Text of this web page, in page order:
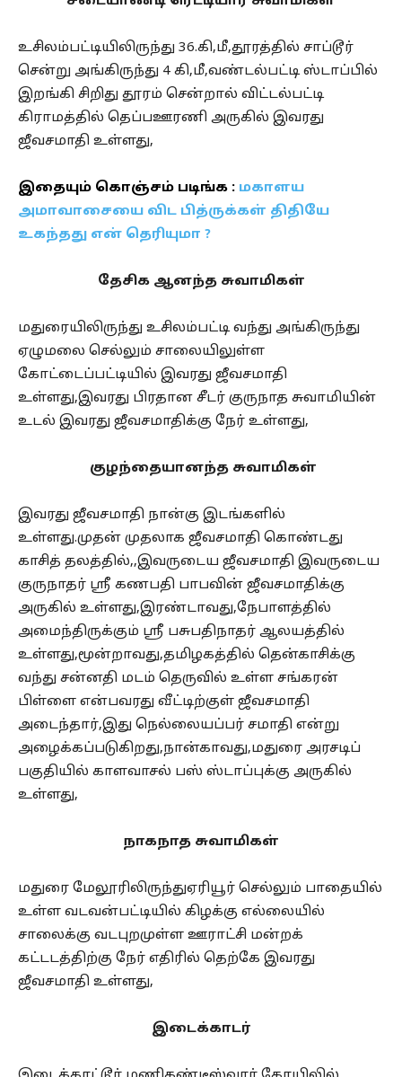
உசிலம்பட்டியிலிருந்து 36.கி,மீ,தூரத்தில் சாப்டூர்
சென்று அங்கிருந்து 4 கி,மீ,வண்டல்பட்டி ஸ்டாப்பில்
இறங்கி சிறிது தூரம் சென்றால் விட்டல்பட்டி
கிராமத்தில் தெப்பஊரணி அருகில் இவரது
ஜீவசமாதி உள்ளது,
இதையும் கொஞ்சம் படிங்க : மகாளய
அமாவாசையை விட பித்ருக்கள் திதியே
உகந்தது என் தெரியுமா ?
தேசிக ஆனந்த சுவாமிகள்
மதுரையிலிருந்து உசிலம்பட்டி வந்து அங்கிருந்து
ஏழுமலை செல்லும் சாலையிலுள்ள
கோட்டைப்பட்டியில் இவரது ஜீவசமாதி
உள்ளது,இவரது பிரதான சீடர் குருநாத சுவாமியின்
உடல் இவரது ஜீவசமாதிக்கு நேர் உள்ளது,
குழந்தையானந்த சுவாமிகள்
இவரது ஜீவசமாதி நான்கு இடங்களில்
உள்ளது.முதன் முதலாக ஜீவசமாதி கொண்டது
காசித் தலத்தில்,,இவருடைய ஜீவசமாதி இவருடைய
குருநாதர் ஸ்ரீ கணபதி பாபவின் ஜீவசமாதிக்கு
அருகில் உள்ளது,இரண்டாவது,நேபாளத்தில்
அமைந்திருக்கும் ஸ்ரீ பசுபதிநாதர் ஆலயத்தில்
உள்ளது,மூன்றாவது,தமிழகத்தில் தென்காசிக்கு
வந்து சன்னதி மடம் தெருவில் உள்ள சங்கரன்
பிள்ளை என்பவரது வீட்டிற்குள் ஜீவசமாதி
அடைந்தார்,இது நெல்லையப்பர் சமாதி என்று
அழைக்கப்படுகிறது,நான்காவது,மதுரை அரசடிப்
பகுதியில் காளவாசல் பஸ் ஸ்டாப்புக்கு அருகில்
உள்ளது,
நாகநாத சுவாமிகள்
மதுரை மேலூரிலிருந்துஏரியூர் செல்லும் பாதையில்
உள்ள வடவன்பட்டியில் கிழக்கு எல்லையில்
சாலைக்கு வடபுறமுள்ள ஊராட்சி மன்றக்
கட்டடத்திற்கு நேர் எதிரில் தெற்கே இவரது
ஜீவசமாதி உள்ளது,
இடைக்காடர்